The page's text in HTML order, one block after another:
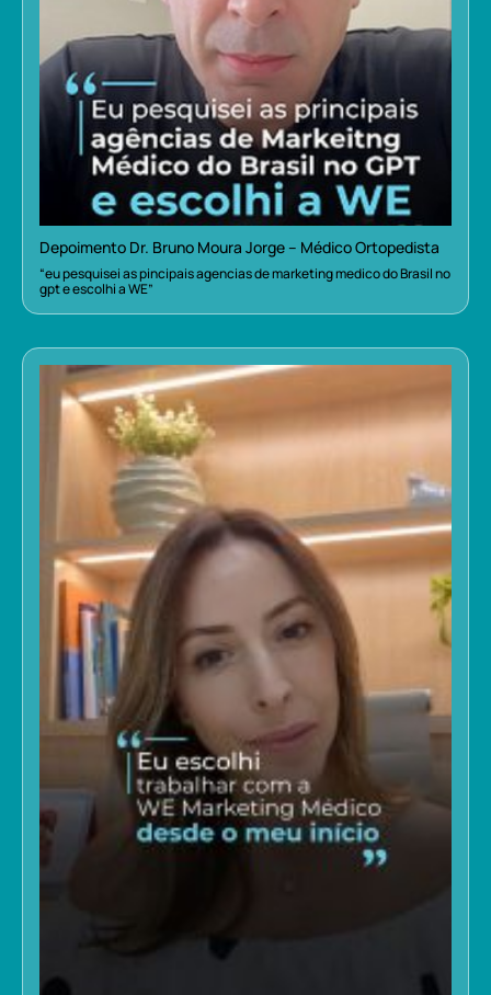
Depoimento Dr. Bruno Moura Jorge – Médico Ortopedista
“eu pesquisei as pincipais agencias de marketing medico do Brasil no
gpt e escolhi a WE”